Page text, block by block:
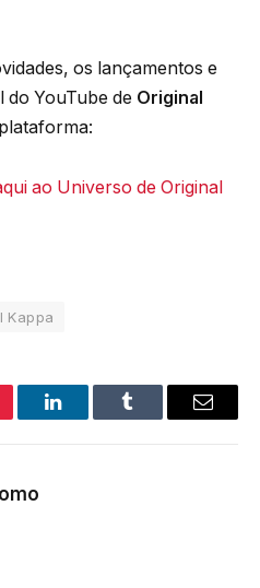
os lançamentos e
YouTube de Original
ao Universo de Original
Kappa
LinkedInTumblr Email